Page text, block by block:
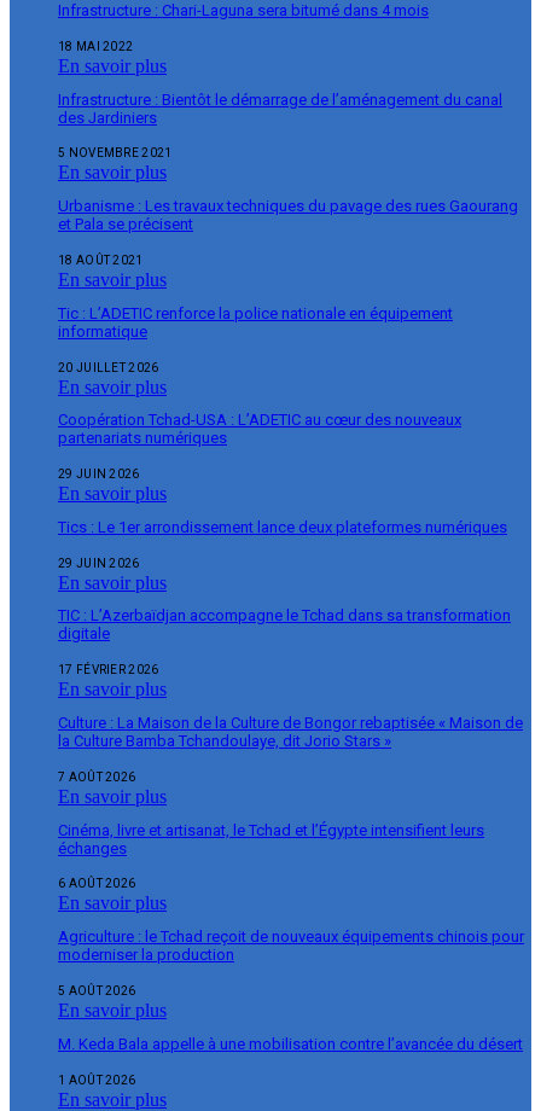
Infrastructure : Chari-Laguna sera bitumé dans 4 mois
18 MAI 2022
En savoir plus
Infrastructure : Bientôt le démarrage de l’aménagement du canal
des Jardiniers
5 NOVEMBRE 2021
En savoir plus
Urbanisme : Les travaux techniques du pavage des rues Gaourang
et Pala se précisent
18 AOÛT 2021
En savoir plus
Tic : L’ADETIC renforce la police nationale en équipement
informatique
20 JUILLET 2026
En savoir plus
Coopération Tchad-USA : L’ADETIC au cœur des nouveaux
partenariats numériques
29 JUIN 2026
En savoir plus
Tics : Le 1er arrondissement lance deux plateformes numériques
29 JUIN 2026
En savoir plus
TIC : L’Azerbaïdjan accompagne le Tchad dans sa transformation
digitale
17 FÉVRIER 2026
En savoir plus
Culture : La Maison de la Culture de Bongor rebaptisée « Maison de
la Culture Bamba Tchandoulaye, dit Jorio Stars »
7 AOÛT 2026
En savoir plus
Cinéma, livre et artisanat, le Tchad et l’Égypte intensifient leurs
échanges
6 AOÛT 2026
En savoir plus
Agriculture : le Tchad reçoit de nouveaux équipements chinois pour
moderniser la production
5 AOÛT 2026
En savoir plus
M. Keda Bala appelle à une mobilisation contre l’avancée du désert
1 AOÛT 2026
En savoir plus